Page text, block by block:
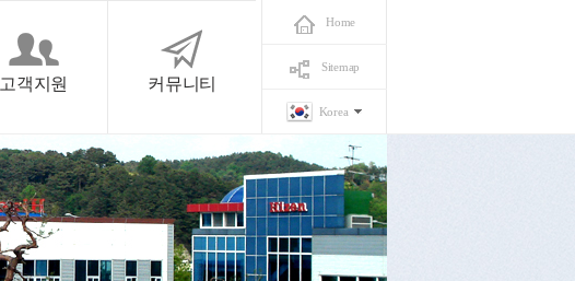
Home
Sitemap
Korea
고객지원 커뮤니티